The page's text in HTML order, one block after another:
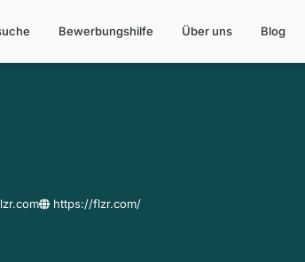
Bewerbungshilfe Über uns Blog
https://flzr.com/